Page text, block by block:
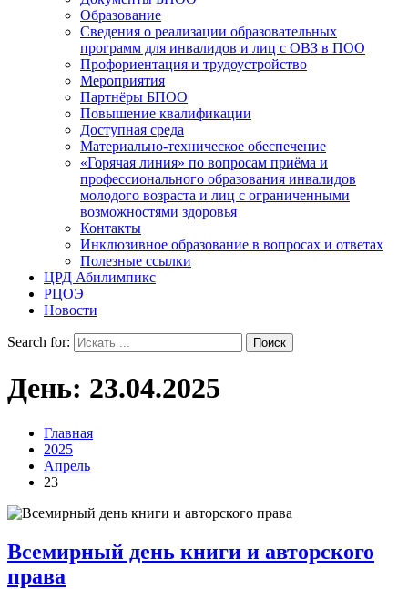
Образование
Сведения о реализации образовательных
программ для инвалидов и лиц с ОВЗ в ПОО
Профориентация и трудоустройство
Мероприятия
Партнёры БПОО
Повышение квалификации
Доступная среда
Материально-техническое обеспечение
«Горячая линия» по вопросам приёма и
профессионального образования инвалидов
молодого возраста и лиц с ограниченными
возможностями здоровья
Контакты
Инклюзивное образование в вопросах и ответах
Полезные ссылки
ЦРД Абилимпикс
РЦОЭ
Новости
Search for:
День: 23.04.2025
Главная
2025
Апрель
23
Всемирный день книги и авторского
права